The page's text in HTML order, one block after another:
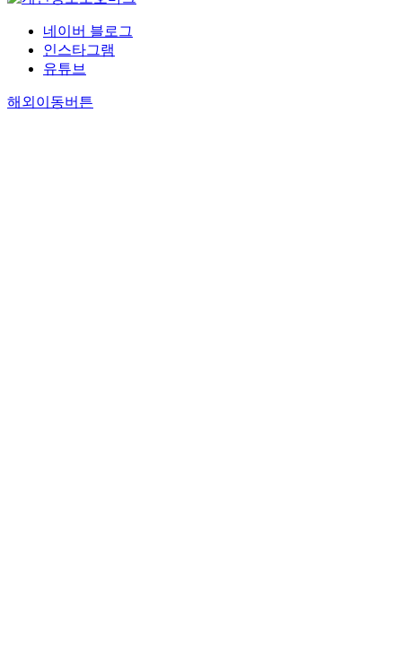
네이버 블로그
인스타그램
유튜브
해외이동버튼